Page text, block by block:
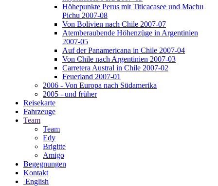
Höhepunkte Perus mit Titicacasee und Machu
Pichu 2007-08
Von Bolivien nach Chile 2007-07
Atemberaubende Höhenzüge in Argentinien
2007-05
Auf der Panamericana in Chile 2007-04
Von Chile nach Argentinien 2007-03
Carretera Austral in Chile 2007-02
Feuerland 2007-01
2006 - Von Europa nach Südamerika
2005 - und früher
Reisekarte
Fahrzeuge
Team
Team
Edy
Brigitte
Amigo
Begegnungen
Kontakt
English